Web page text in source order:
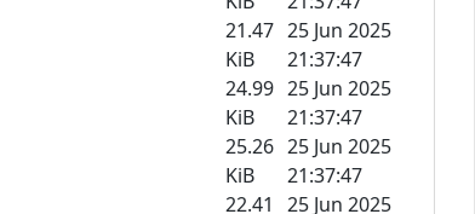
21.47
KiB
25 Jun 2025
21:37:47
24.99
KiB
25 Jun 2025
21:37:47
25.26
KiB
25 Jun 2025
21:37:47
22.41
25 Jun 2025